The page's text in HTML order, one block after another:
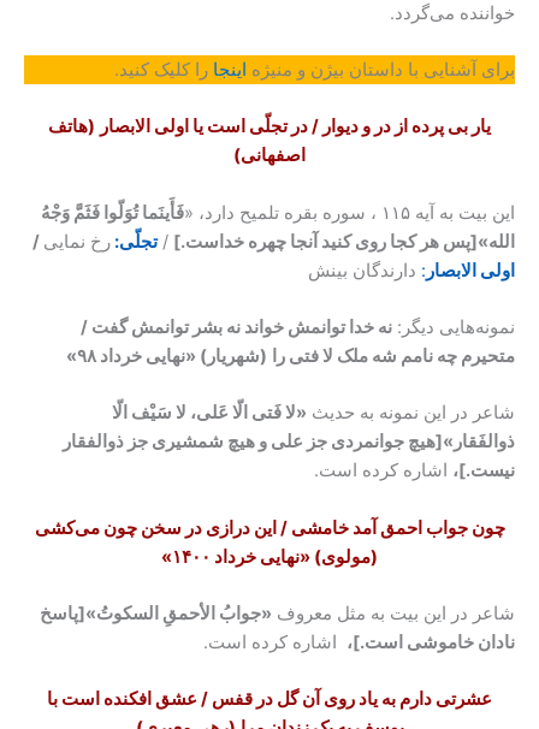
خواننده می‌گردد.
برای آشنایی با داستان بیژن و منیژه اینجا را کلیک کنید.
یار بی پرده از در و دیوار / در تجلّی است یا اولی الابصار (هاتف
اصفهانی)
این بیت به آیه ۱۱۵ ، سوره بقره تلمیح دارد، «
فَأَینَما تُوَلّوا فَثَمَّ وَجْهُ
الله»[پس هر کجا روی کنید آنجا چهره خداست.] /تجلّی: رخ نمایی /
اولی الابصار : دارندگان بینش
نمونه‌هایی دیگر: نه خدا توانمش خواند نه بشر توانمش گفت /
متحیرم چه نامم شه ملک لا فتی را
(شهریار) «نهایی خرداد ۹۸»
شاعر در این نمونه به حدیث «لا فَتی الّا عَلی، لا سَیْف الّا
ذوالفَقار»[هیچ جوانمردی جز علی و هیچ شمشیری جز ذوالفقار
نیست.]، اشاره کرده است.
چون جواب احمق آمد خامشی / این درازی در سخن چون می‌کشی
(مولوی) «نهایی خرداد ۱۴۰۰»
شاعر در این بیت به مثل معروف «جوابُ الأحمقِ السکوتُ»[پاسخ
نادان خاموشی است.]، اشاره کرده است.
عشرتی دارم به یاد روی آن گل در قفس / عشق افکنده است با